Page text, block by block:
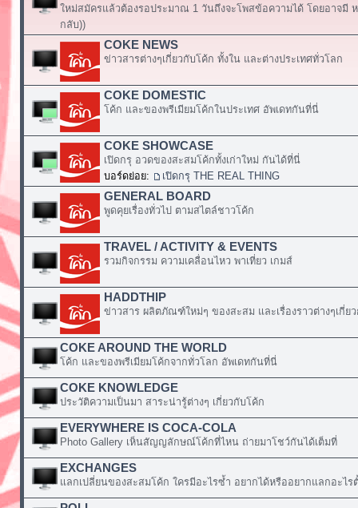
ใหม่สมัครแล้วต้องรอประมาณ 1 วันถึงจะโพสข้อความได้ โดยอาจมี
กลับ))
COKE NEWS
ข่าวสารต่างๆเกี่ยวกับโค้ก ทั้งใน และต่างประเทศทั่วโลก
COKE DOMESTIC
โค้ก และของพรีเมียมโค้กในประเทศ อัพเดทกันที่นี่
COKE SHOWCASE
เปิดกรุ อวดของสะสมโค้กทั้งเก่าใหม่ กันได้ที่นี่
บอร์ดย่อย:
เปิดกรุ THE REAL THING
GENERAL BOARD
พูดคุยเรื่องทั่วไป ตามสไตล์ชาวโค้ก
TRAVEL / ACTIVITY & EVENTS
รวมกิจกรรม ความเคลื่อนไหว พาเที่ยว เกมส์
HADDTHIP
ข่าวสาร ผลิตภัณฑ์ใหม่ๆ ของสะสม และเรื่องราวต่างๆเกี่ย
COKE AROUND THE WORLD
โค้ก และของพรีเมียมโค้กจากทั่วโลก อัพเดทกันที่นี่
COKE KNOWLEDGE
ประวัติความเป็นมา สาระน่ารู้ต่างๆ เกี่ยวกับโค้ก
EVERYWHERE IS COCA-COLA
Photo Gallery เห็นสัญญลักษณ์โค้กที่ไหน ถ่ายมาโชว์กันได้เต็มที่
EXCHANGES
แลกเปลี่ยนของสะสมโค้ก ใครมีอะไรซ้ำ อยากได้หรืออยากแลกอะไร